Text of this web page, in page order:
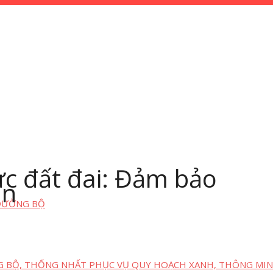
BỘ
BỘ, THỐNG NHẤT PHỤC VỤ QUY HOẠCH XANH, THÔNG
đất đai: Đảm bảo